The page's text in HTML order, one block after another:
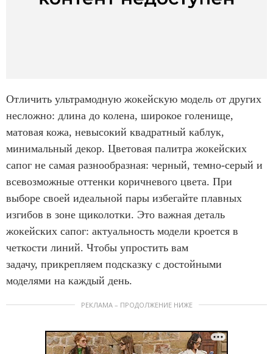
Отличить ультрамодную жокейскую модель от других
несложно: длина до колена, широкое голенище,
матовая кожа, невысокий квадратный каблук,
минимальный декор. Цветовая палитра жокейских
сапог не самая разнообразная: черный, темно-серый и
всевозможные оттенки коричневого цвета. При
выборе своей идеальной пары избегайте плавных
изгибов в зоне щиколотки. Это важная деталь
жокейских сапог: актуальность модели кроется в
четкости линий. Чтобы упростить вам
задачу, прикрепляем подсказку с достойными
моделями на каждый день.
РЕКЛАМА – ПРОДОЛЖЕНИЕ НИЖЕ